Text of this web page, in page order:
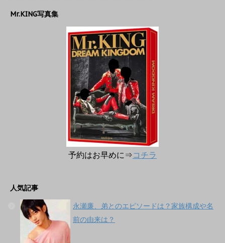
Mr.KING写真集
予約はお早めに⇒コチラ
人気記事
永瀬廉、弟とのエピソードは？家族構成や名
前の由来は？